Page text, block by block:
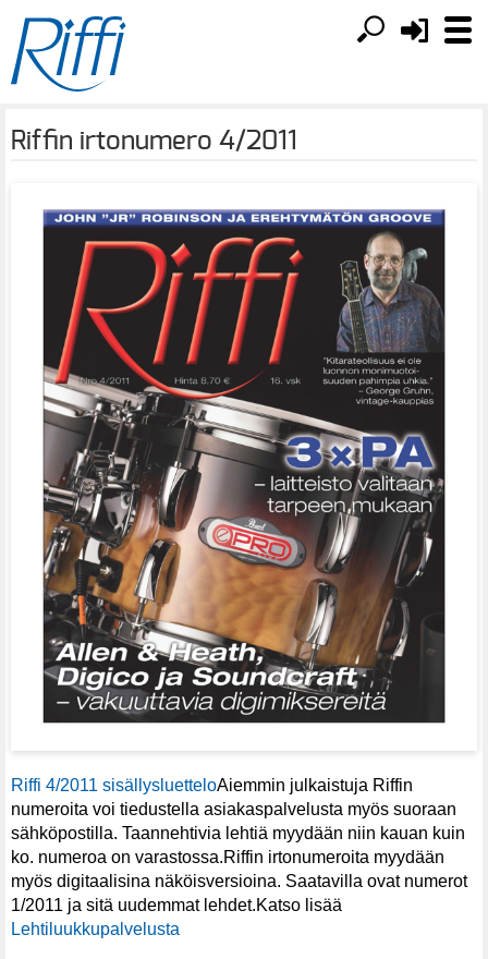
Riffin irtonumero 4/2011
Riffi 4/2011 sisällysluetteloAiemmin julkaistuja Riffin
numeroita voi tiedustella asiakaspalvelusta myös suoraan
sähköpostilla. Taannehtivia lehtiä myydään niin kauan kuin
ko. numeroa on varastossa.Riffin irtonumeroita myydään
myös digitaalisina näköisversioina. Saatavilla ovat numerot
1/2011 ja sitä uudemmat lehdet.Katso lisää
Lehtiluukkupalvelusta